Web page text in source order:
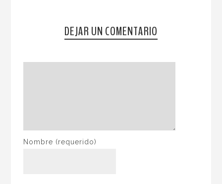
DEJAR UN COMENTARIO
Nombre (requerido)